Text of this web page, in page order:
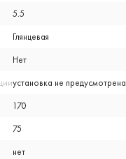
5.5
Глянцевая
Нет
установка не предусмотрена
170
75
нет